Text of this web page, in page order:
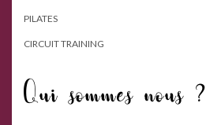
PILATES
CIRCUIT TRAINING
Qui sommes nous ?